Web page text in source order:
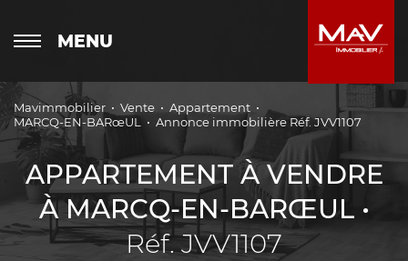
MENU
Mavimmobilier Vente
Appartement
MARCQ-EN-BARœUL
Annonce immobilière Réf. JVV1107
APPARTEMENT À VENDRE
À MARCQ-EN-BARŒUL •
Réf. JVV1107